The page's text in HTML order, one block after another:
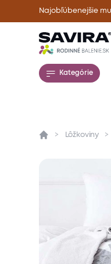
Najobľúbenejšie
Kategórie
PrehľadLôžkoviny